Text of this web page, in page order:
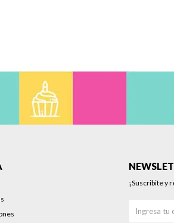
¡Suscribite y